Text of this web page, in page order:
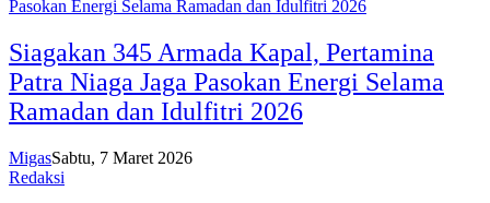
Siagakan 345 Armada Kapal, Pertamina
Patra Niaga Jaga Pasokan Energi Selama
Ramadan dan Idulfitri 2026
MigasSabtu, 7 Maret 2026
Redaksi